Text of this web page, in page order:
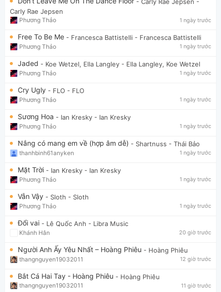
- Carly Rae Jepsen -
Carly Rae Jepsen
Phương Thảo 1 ngày trước
Free To Be Me - Francesca Battistelli - Francesca Battistelli
Phương Thảo 1 ngày trước
Jaded - Koe Wetzel, Ella Langley - Ella Langley, Koe Wetzel
Phương Thảo 1 ngày trước
Cry Ugly - FLO - FLO
Phương Thảo 1 ngày trước
Sương Hoa - Ian Kresky - Ian Kresky
Phương Thảo 1 ngày trước
Nắng có mang em về (hợp âm dễ) - Shartnuss - Thái Bảo
thanhbinh61anyken 1 ngày trước
Mặt Trời - Ian Kresky - Ian Kresky
Phương Thảo 1 ngày trước
Vẫn Vậy - Sloth - Sloth
Phương Thảo 1 ngày trước
Đổi vai - Lê Quốc Anh - Libra Music
Khánh Hân 20 giờ trước
Người Anh Ấy Yêu Nhất – Hoàng Phiêu - Hoàng Phiêu
thangnguyen19032011 12 giờ trước
Bắt Cá Hai Tay - Hoàng Phiêu - Hoàng Phiêu
thangnguyen19032011 11 giờ trước